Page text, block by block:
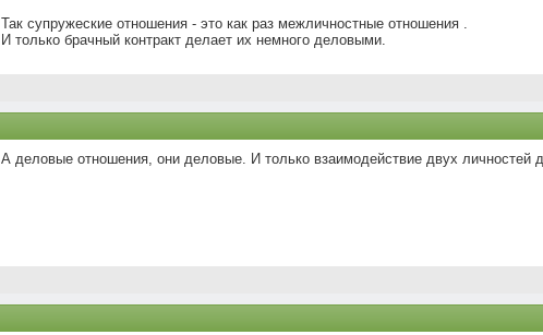
Так супружеские отношения - это как раз межличностные отношения .
И только брачный контракт делает их немного деловыми.
А деловые отношения, они деловые. И только взаимодействие двух личностей